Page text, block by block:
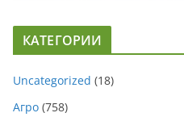
КАТЕГОРИИ
Uncategorized (18)
Агро (758)